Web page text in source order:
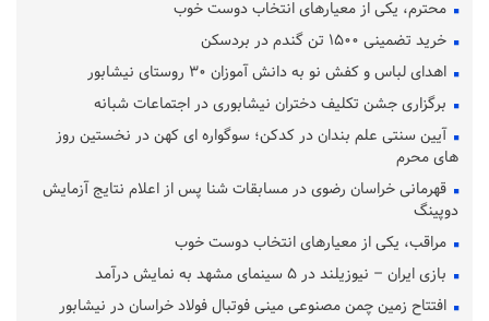
محترم، یکی از معیارهای انتخاب دوست خوب
خرید تضمینی ۱۵۰۰ تن گندم در بردسکن
اهدای لباس و کفش نو به دانش آموزان ۳۰ روستای نیشابور
برگزاری جشن تکلیف دختران نیشابوری در اجتماعات شبانه
آیین سنتی علم‌ بندان در کدکن؛ سوگواره‌ ای کهن در نخستین روز
های محرم
قهرمانی خراسان رضوی در مسابقات شنا پس از اعلام نتایج آزمایش
دوپینگ
مراقب، یکی از معیارهای انتخاب دوست خوب
بازی ایران – نیوزیلند در ۵ سینمای مشهد به نمایش درآمد
افتتاح زمین چمن مصنوعی مینی فوتبال فولاد خراسان در نیشابور